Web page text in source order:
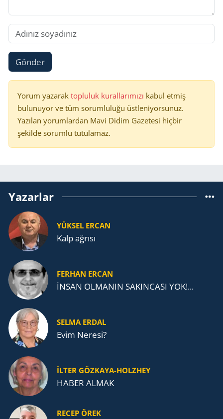
Gönder
Yorum yazarak topluluk kurallarımızı kabul etmiş
bulunuyor ve tüm sorumluluğu üstleniyorsunuz.
Yazılan yorumlardan Mavi Didim Gazetesi hiçbir
şekilde sorumlu tutulamaz.
Yazarlar
YÜKSEL ERCAN
Kalp ağrısı
FERHAN ERCAN
İNSAN OLMANIN SAKINCASI YOK!...
SELMA ERDAL
Evim Neresi?
İLTER GÖZKAYA-HOLZHEY
HABER ALMAK
RECEP ÖREK